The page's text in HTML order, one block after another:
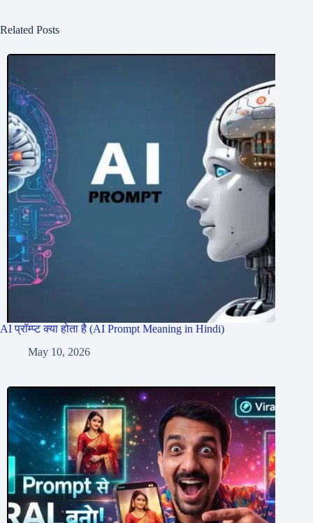
Related Posts
AI प्रॉम्प्ट क्या होता है (AI Prompt Meaning in Hindi)
May 10, 2026